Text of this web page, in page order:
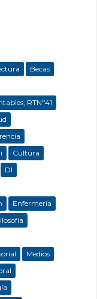
Becas
RTNº41
Cultura
DI
Enfermeria
Medios